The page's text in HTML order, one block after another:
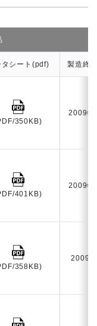
タシート(pdf) 製造終
350KB)
2009年
401KB)
2009年
358KB)
2009